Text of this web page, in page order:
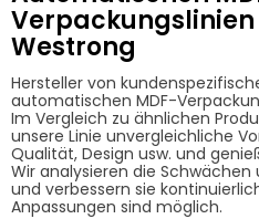
Verpackungslinien
Westrong
Hersteller von
automatischen MDF-
Im Vergleich zu ähnlichen
unsere Linie unvergleichliche
Qualität, Design usw. und
Wir analysieren die
und verbessern sie
Anpassungen sind möglich.